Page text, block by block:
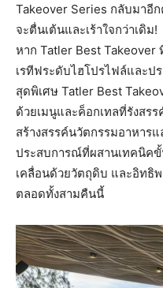
Takeover Series กลับมาอีก
จะตื่นเต้นและเร้าใจกว่าเดิม!
หาก Tatler Best Takeover
เรทีฟระดับไฮโปรไฟล์และป
สุดพิเศษ Tatler Best
ด้วยเมนูและค็อกเทลที่รังสร
สร้างสรรค์นวัตกรรมอาหาร
ประสบการณ์ที่ผสานเทคนิค
เคลื่อนด้วยวัตถุดิบ และอิทธิ
ตลอดทั้งสามคืนนี้